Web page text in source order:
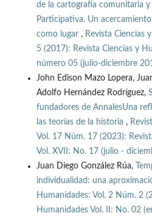
de la cartografía comunitaria
Participativa. Un
como lugar , Revista Ciencias
5 (2017): Revista Ciencias y
número 05 (julio-diciembre
John Edison Mazo Lopera,
Adolfo Hernández Rodríguez,
fundadores de AnnalesUna
las teorías de la historia ,
Vol. 17 Núm. 17 (2023):
Vol. XVII: No. 17 (julio -
Juan Diego González Rúa,
individualidad: una
Humanidades: Vol. 2 Núm. 2
Humanidades Vol. II: No. 02